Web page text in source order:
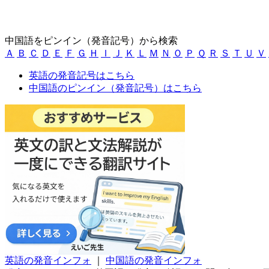
中国語をピンイン（発音記号）から検索
Ａ
Ｂ Ｃ Ｄ Ｅ Ｆ Ｇ Ｈ Ｉ Ｊ Ｋ Ｌ Ｍ Ｎ Ｏ Ｐ Ｑ Ｒ Ｓ Ｔ Ｕ Ｖ
英語の発音記号はこちら
中国語のピンイン（発音記号）はこちら
英語の発音インフォ
中国語の発音インフォ